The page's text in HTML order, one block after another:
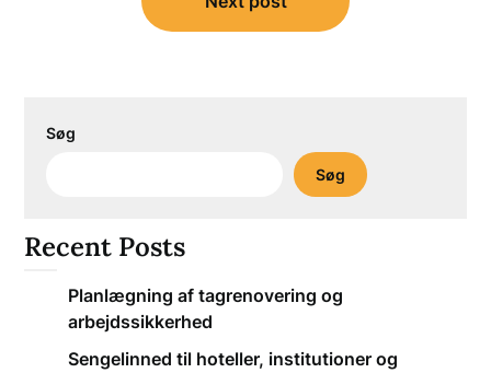
Søg
Søg
Recent Posts
Planlægning af tagrenovering og
arbejdssikkerhed
Sengelinned til hoteller, institutioner og